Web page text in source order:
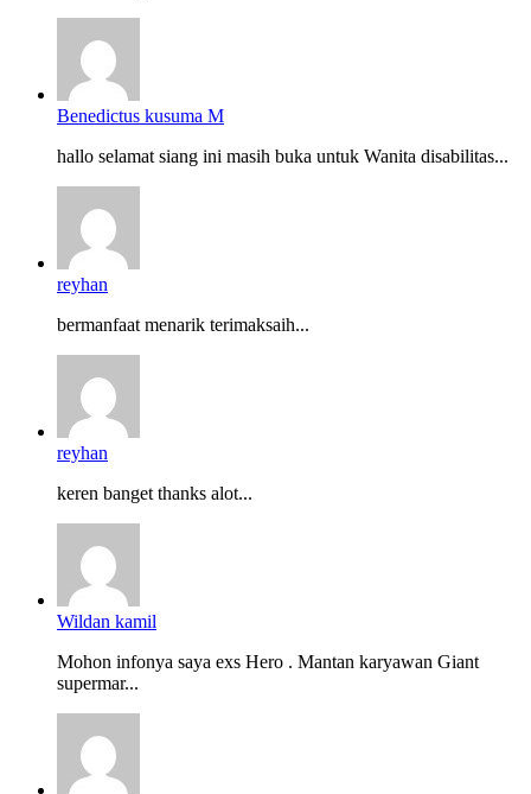
Benedictus kusuma M
hallo selamat siang ini masih buka untuk Wanita disabilitas...
reyhan
bermanfaat menarik terimaksaih...
reyhan
keren banget thanks alot...
Wildan kamil
Mohon infonya saya exs Hero . Mantan karyawan Giant
supermar...